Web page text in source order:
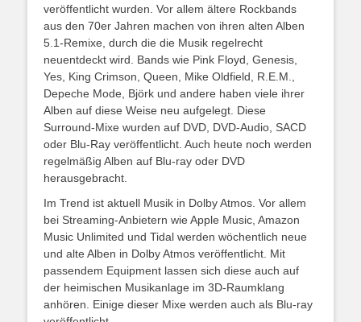
veröffentlicht wurden. Vor allem ältere Rockbands
aus den 70er Jahren machen von ihren alten Alben
5.1-Remixe, durch die die Musik regelrecht
neuentdeckt wird. Bands wie Pink Floyd, Genesis,
Yes, King Crimson, Queen, Mike Oldfield, R.E.M.,
Depeche Mode, Björk und andere haben viele ihrer
Alben auf diese Weise neu aufgelegt. Diese
Surround-Mixe wurden auf DVD, DVD-Audio, SACD
oder Blu-Ray veröffentlicht. Auch heute noch werden
regelmäßig Alben auf Blu-ray oder DVD
herausgebracht.
Im Trend ist aktuell Musik in Dolby Atmos. Vor allem
bei Streaming-Anbietern wie Apple Music, Amazon
Music Unlimited und Tidal werden wöchentlich neue
und alte Alben in Dolby Atmos veröffentlicht. Mit
passendem Equipment lassen sich diese auch auf
der heimischen Musikanlage im 3D-Raumklang
anhören. Einige dieser Mixe werden auch als Blu-ray